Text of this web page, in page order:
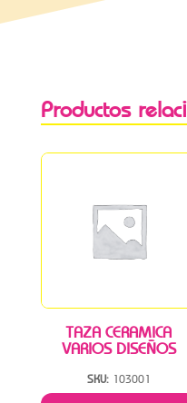
Productos
TAZA CERAMICA
VARIOS DISEÑOS
SKU: 103001